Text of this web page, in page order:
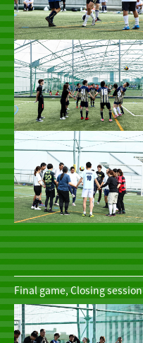
Final game, Closing session